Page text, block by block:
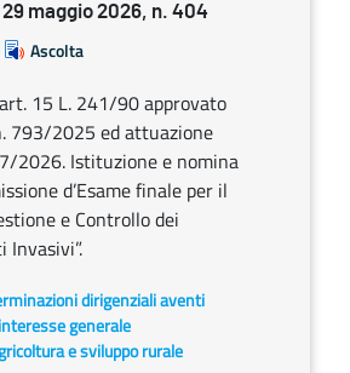
29 maggio 2026, n. 404
Ascolta
15 L. 241/90 approvato
793/2025 ed attuazione
2026. Istituzione e nomina
d’Esame finale per il
e Controllo dei
Invasivi”.
dirigenziali aventi
generale
e sviluppo rurale